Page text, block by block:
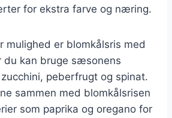
for ekstra farve og næring.
mulighed er blomkålsris med
du kan bruge sæsonens
peberfrugt og spinat.
sammen med blomkålsrisen
som paprika og oregano for